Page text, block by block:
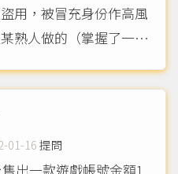
用，被冒充身份作高風
熟人做的（掌握了一定
及提告內容，但我不懂
）
01-16提問
出一款遊戲帳號金額1